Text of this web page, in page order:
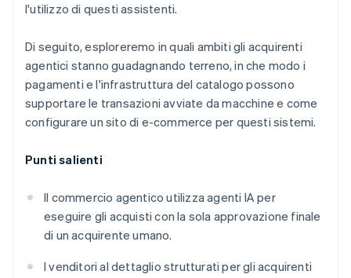
l'utilizzo di questi assistenti.
Di seguito, esploreremo in quali ambiti gli acquirenti
agentici stanno guadagnando terreno, in che modo i
pagamenti e l'infrastruttura del catalogo possono
supportare le transazioni avviate da macchine e come
configurare un sito di e-commerce per questi sistemi.
Punti salienti
Il commercio agentico utilizza agenti IA per
eseguire gli acquisti con la sola approvazione finale
di un acquirente umano.
I venditori al dettaglio strutturati per gli acquirenti